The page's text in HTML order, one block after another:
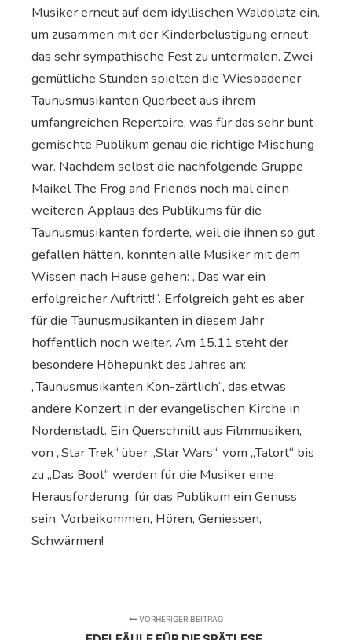
Musiker erneut auf dem idyllischen Waldplatz ein,
um zusammen mit der Kinderbelustigung erneut
das sehr sympathische Fest zu untermalen. Zwei
gemütliche Stunden spielten die Wiesbadener
Taunusmusikanten Querbeet aus ihrem
umfangreichen Repertoire, was für das sehr bunt
gemischte Publikum genau die richtige Mischung
war. Nachdem selbst die nachfolgende Gruppe
Maikel The Frog and Friends noch mal einen
weiteren Applaus des Publikums für die
Taunusmusikanten forderte, weil die ihnen so gut
gefallen hätten, konnten alle Musiker mit dem
Wissen nach Hause gehen: „Das war ein
erfolgreicher Auftritt!“. Erfolgreich geht es aber
für die Taunusmusikanten in diesem Jahr
hoffentlich noch weiter. Am 15.11 steht der
besondere Höhepunkt des Jahres an:
„Taunusmusikanten Kon-zärtlich“, das etwas
andere Konzert in der evangelischen Kirche in
Nordenstadt. Ein Querschnitt aus Filmmusiken,
von „Star Trek“ über „Star Wars“, vom „Tatort“ bis
zu „Das Boot“ werden für die Musiker eine
Herausforderung, für das Publikum ein Genuss
sein. Vorbeikommen, Hören, Geniessen,
Schwärmen!
VORHERIGER BEITRAG